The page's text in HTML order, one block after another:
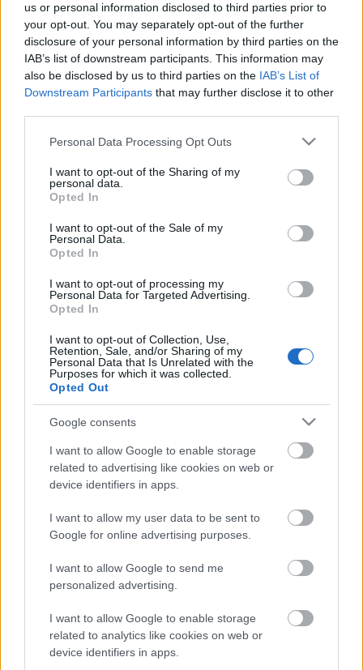
us or personal information disclosed to third parties prior to
your opt-out. You may separately opt-out of the further
disclosure of your personal information by third parties on the
IAB’s list of downstream participants. This information may
also be disclosed by us to third parties on the IAB’s List of
Downstream Participants that may further disclose it to other
Please note that this website/app uses one or more Google
not limited to your visit or usage behaviour. You may click to
grant or deny consent to Google and its third-party tags to
use your data for below specified purposes in below Google
consent section.
Personal Data Processing Opt Outs
I want to opt-out of the Sharing of my
personal data.
Opted In
I want to opt-out of the Sale of my
Personal Data.
Opted In
I want to opt-out of processing my
Personal Data for Targeted Advertising.
Opted In
I want to opt-out of Collection, Use,
Retention, Sale, and/or Sharing of my
Personal Data that Is Unrelated with the
Purposes for which it was collected.
Opted Out
Google consents
I want to allow Google to enable storage
related to advertising like cookies on web or
device identifiers in apps.
I want to allow my user data to be sent to
Google for online advertising purposes.
I want to allow Google to send me
personalized advertising.
I want to allow Google to enable storage
related to analytics like cookies on web or
device identifiers in apps.
GLAMOUR HOROSZKÓP
Ezért tart a legtöbb kapcsolat nyolc
hónapig vagy két évig az asztrológia
szerint
GLAMOUR HOROSZKÓP
Napi horoszkóp: romantika és szex
ma kéz a kézben járnak - május 1.
vasárnap
Címke venusz